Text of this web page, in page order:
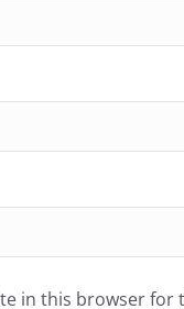
in this browser